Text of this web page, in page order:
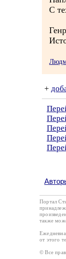
С
+
Портал
также
от этого
© Все